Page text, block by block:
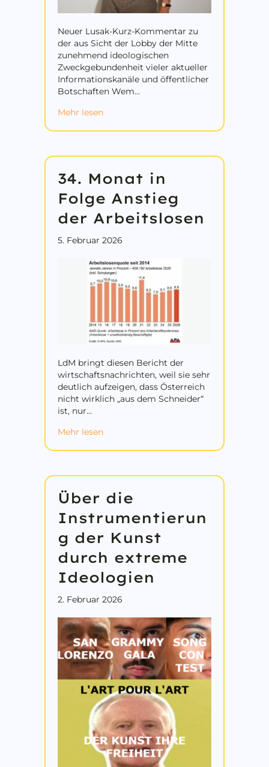
Neuer Lusak-Kurz-Kommentar zu
der aus Sicht der Lobby der Mitte
zunehmend ideologischen
Zweckgebundenheit vieler aktueller
Informationskanäle und öffentlicher
Botschaften Wem…
Mehr lesenabout Wem dienen die „Nachrichten in
34. Monat in
Folge Anstieg
der Arbeitslosen
5. Februar 2026
LdM bringt diesen Bericht der
wirtschaftsnachrichten, weil sie sehr
deutlich aufzeigen, dass Österreich
nicht wirklich „aus dem Schneider“
ist, nur…
Mehr lesenabout 34. Monat in Folge Anstieg der
Über die
Instrumentierun
g der Kunst
durch extreme
Ideologien
2. Februar 2026